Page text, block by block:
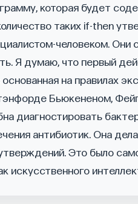
которая будет
таких if-then
человеком. Они
Я думаю, что первый
на правилах
Бьюкененом,
диагностировать
антибиотик. Она
Это было
искусственного
наук, доцент Первого